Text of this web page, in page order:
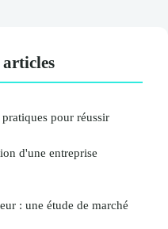
pour réussir
d'une entreprise
: une étude de marché